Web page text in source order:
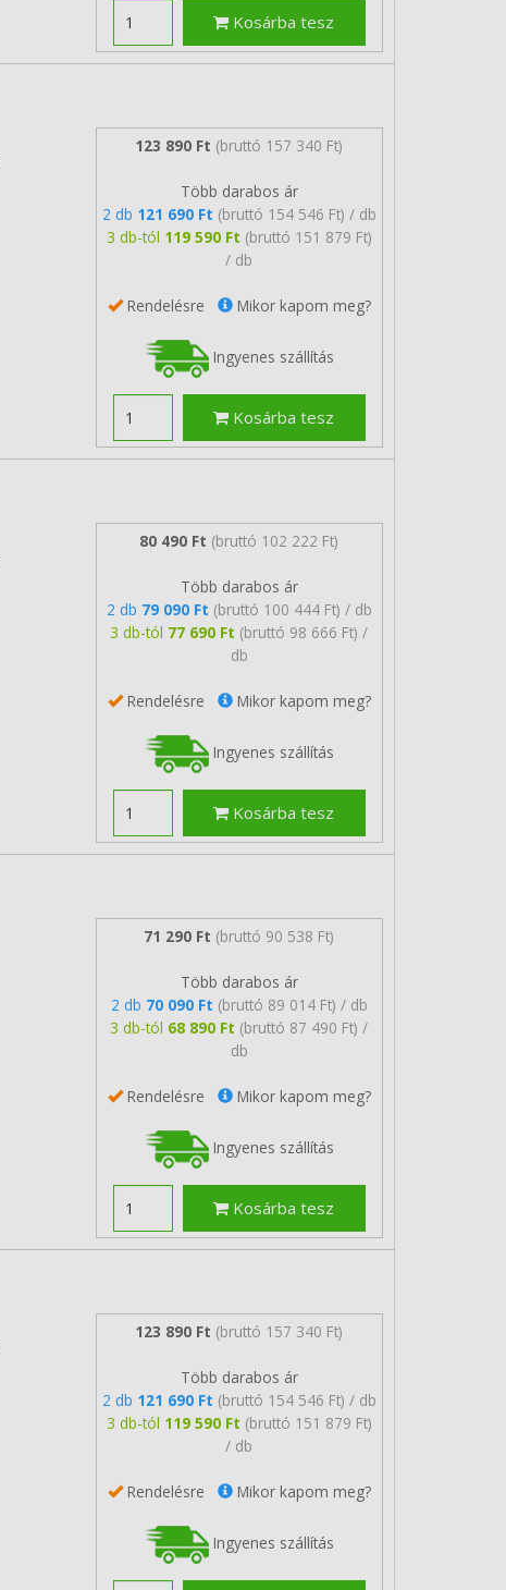
Kosárba tesz
123 890 Ft (bruttó 157 340 Ft)
Több darabos ár
2 db 121 690 Ft (bruttó 154 546 Ft) / db
3 db-tól 119 590 Ft (bruttó 151 879 Ft)
/ db
Rendelésre Mikor kapom meg?
Ingyenes szállítás
Kosárba tesz
80 490 Ft (bruttó 102 222 Ft)
Több darabos ár
2 db 79 090 Ft (bruttó 100 444 Ft) / db
3 db-tól 77 690 Ft (bruttó 98 666 Ft) /
db
Rendelésre Mikor kapom meg?
Ingyenes szállítás
Kosárba tesz
71 290 Ft (bruttó 90 538 Ft)
Több darabos ár
2 db 70 090 Ft (bruttó 89 014 Ft) / db
3 db-tól 68 890 Ft (bruttó 87 490 Ft) /
db
Rendelésre Mikor kapom meg?
Ingyenes szállítás
Kosárba tesz
123 890 Ft (bruttó 157 340 Ft)
Több darabos ár
2 db 121 690 Ft (bruttó 154 546 Ft) / db
3 db-tól 119 590 Ft (bruttó 151 879 Ft)
/ db
Rendelésre Mikor kapom meg?
Ingyenes szállítás